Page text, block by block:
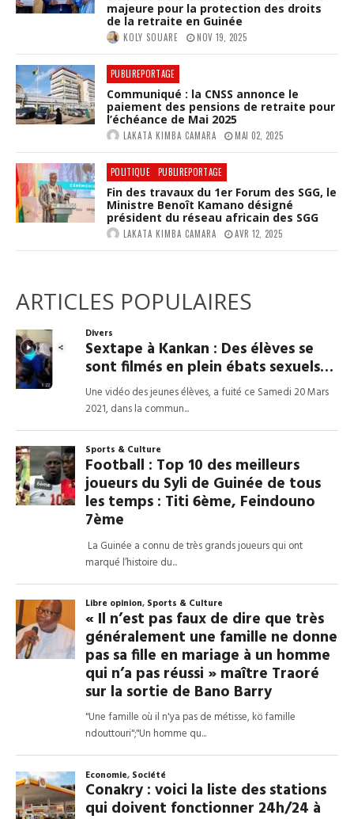
majeure pour la protection des droits
de la retraite en Guinée
KOLY SOUARE NOV 19, 2025
PUBLIREPORTAGE
Communiqué : la CNSS annonce le
paiement des pensions de retraite pour
l’échéance de Mai 2025
LAKATA KIMBA CAMARA MAI 02, 2025
POLITIQUE PUBLIREPORTAGE
Fin des travaux du 1er Forum des SGG, le
Ministre Benoît Kamano désigné
président du réseau africain des SGG
LAKATA KIMBA CAMARA AVR 12, 2025
ARTICLES POPULAIRES